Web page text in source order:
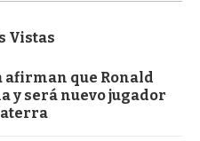
Vistas
afirman que Ronald
y será nuevo jugador